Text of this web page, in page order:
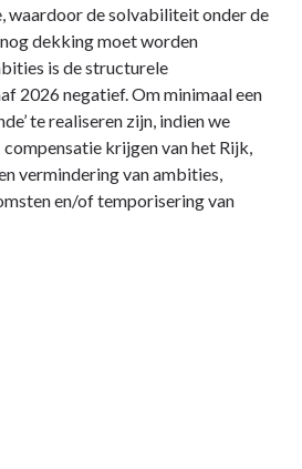
waardoor de solvabiliteit onder de
dekking moet worden
is de structurele
2026 negatief. Om minimaal een
te realiseren zijn, indien we
krijgen van het Rijk,
vermindering van ambities,
en/of temporisering van